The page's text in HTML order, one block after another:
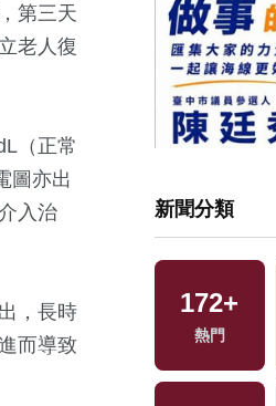
第三天
老人復
（正常
圖亦出
入治
，長時
而導致
新聞分類
16
2024立委選戰
172+
熱門